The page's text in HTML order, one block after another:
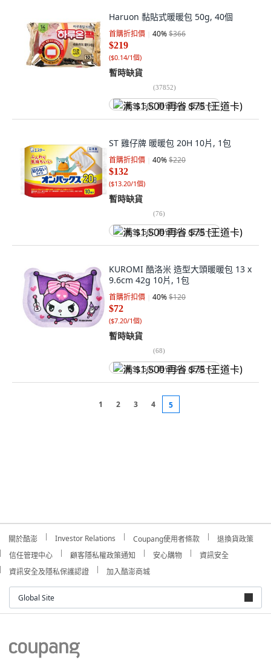
Haruon 黏貼式暖暖包 50g, 40個
首購折扣價 40%$366
$219
($0.14/1個)
暫時缺貨
(37852)
满 $1,500 再省 $75 (王道卡)
ST 雞仔牌 暖暖包 20H 10片, 1包
首購折扣價 40%$220
$132
($13.20/1個)
暫時缺貨
(76)
满 $1,500 再省 $75 (王道卡)
KUROMI 酷洛米 造型大頭暖暖包 13 x
9.6cm 42g 10片, 1包
首購折扣價 40%$120
$72
($7.20/1個)
暫時缺貨
(68)
满 $1,500 再省 $75 (王道卡)
1 2 3 4 5
關於酷澎 Investor Relations Coupang使用者條款
退換貨政策
信任管理中心
顧客隱私權政策通知 安心購物
資訊安全
資訊安全及隱私保護認證
加入酷澎商城
Global Site